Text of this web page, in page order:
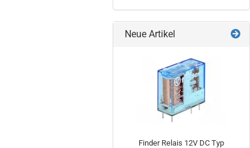
Neue Artikel
Finder Relais 12V DC Typ